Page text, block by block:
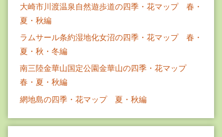
大崎市川渡温泉自然遊歩道の四季・花マップ 春・
夏・秋編
ラムサール条約湿地化女沼の四季・花マップ 春・
夏・秋・冬編
南三陸金華山国定公園金華山の四季・花マップ
春・夏・秋編
網地島の四季・花マップ 夏・秋編